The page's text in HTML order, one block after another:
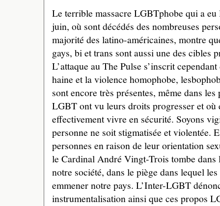
Le terrible massacre LGBTphobe qui a
juin, où sont décédés des nombreuses
majorité des latino-américaines, montre
gays, bi et trans sont aussi une des cibles
L’attaque au The Pulse s’inscrit
haine et la violence homophobe,
sont encore très présentes, même dans
LGBT ont vu leurs droits progresser et
effectivement vivre en sécurité. Soyons
personne ne soit stigmatisée et violentée.
personnes en raison de leur orientation
le Cardinal André Vingt-Trois tombe
notre société, dans le piège dans lequel
emmener notre pays. L’Inter-LGBT
instrumentalisation ainsi que ces propos